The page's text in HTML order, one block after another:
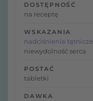
DOSTĘPNOŚĆ
na receptę
WSKAZANIA
nadciśnienie tętnicze
niewydolność serca
POSTAĆ
tabletki
DAWKA